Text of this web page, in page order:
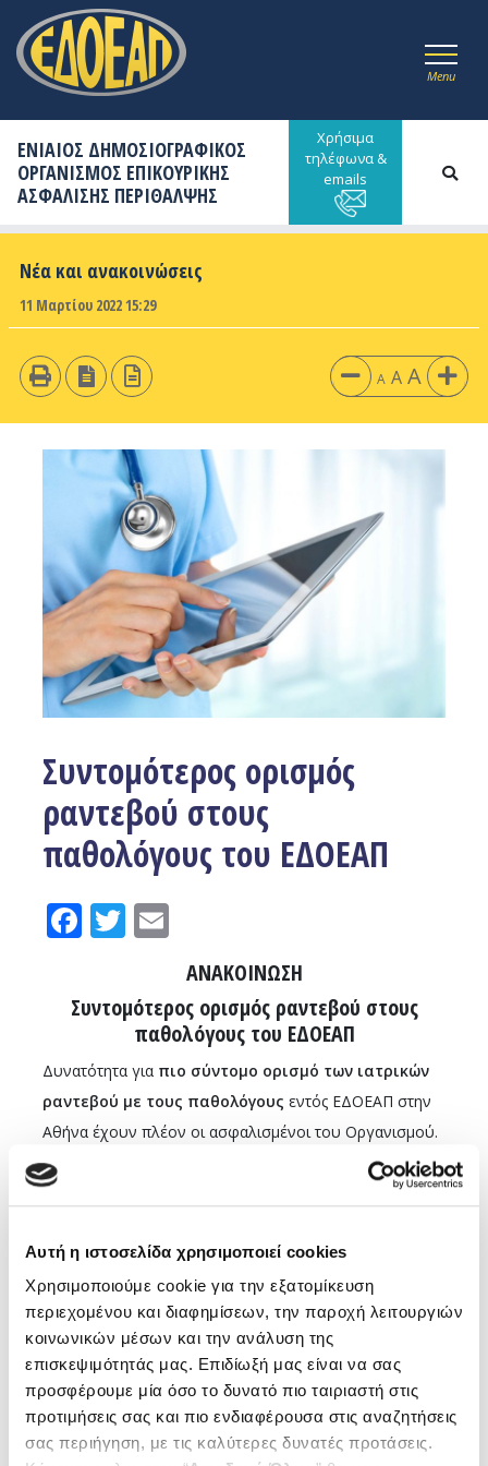
Αυτή η ιστοσελίδα χρησιμοποιεί cookies
Χρησιμοποιούμε cookie για την εξατομίκευση
περιεχομένου και διαφημίσεων, την παροχή λειτουργιών
κοινωνικών μέσων και την ανάλυση της
επισκεψιμότητάς μας. Επιδίωξή μας είναι να σας
προσφέρουμε μία όσο το δυνατό πιο ταιριαστή στις
προτιμήσεις σας και πιο ενδιαφέρουσα στις αναζητήσεις
σας περιήγηση, με τις καλύτερες δυνατές προτάσεις.
Menu
ΕΝΙΑΙΟΣ ΔΗΜΟΣΙΟΓΡΑΦΙΚΟΣ
ΟΡΓΑΝΙΣΜΟΣ ΕΠΙΚΟΥΡΙΚΗΣ
ΑΣΦΑΛΙΣΗΣ ΠΕΡΙΘΑΛΨΗΣ
Χρήσιμα
τηλέφωνα &
emails
Νέα και ανακοινώσεις
11 Μαρτίου 2022 15:29
A A A
Συντομότερος ορισμός
ραντεβού στους
παθολόγους του ΕΔΟΕΑΠ
Facebook
Twitter
ΑΝΑΚΟΙΝΩΣΗ
Συντομότερος ορισμός ραντεβού στους
παθολόγους του ΕΔΟΕΑΠ
Δυνατότητα για πιο σύντομο ορισμό των ιατρικών
ραντεβού με τους παθολόγους εντός ΕΔΟΕΑΠ στην
Αθήνα έχουν πλέον οι ασφαλισμένοι του Οργανισμού.
Από σήμερα αυξάνεται ο αριθμός των
εξυπηρετούμενων ασφαλισμένων.
Παράλληλα διατηρούνται όλα τα υγειονομικά
ασφαλισμένων όσο και των εργαζομένων του
Οργανισμού, με την προληπτική διενέργεια rapid test σε
όλους τους εισερχόμενους στους χώρους του ΕΔΟΕΑΠ.
Ο Οργανισμός καταβάλλει ήδη προσπάθεια αντίστοιχης
εξυπηρέτησης για τα ραντεβού και των έτερων ιατρικών